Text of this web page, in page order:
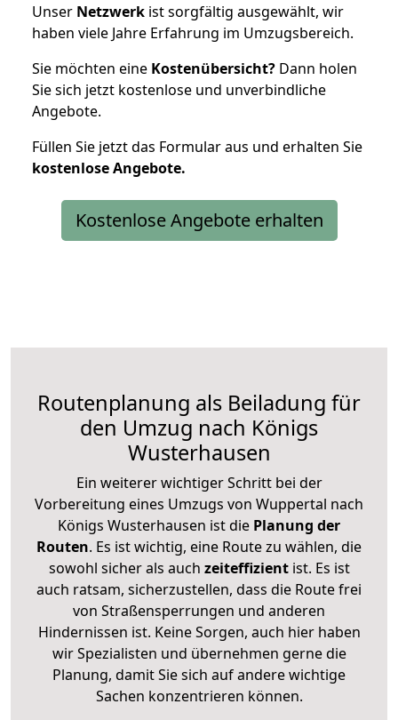
Unser Netzwerk ist sorgfältig ausgewählt, wir
haben viele Jahre Erfahrung im Umzugsbereich.
Sie möchten eine Kostenübersicht? Dann holen
Sie sich jetzt kostenlose und unverbindliche
Angebote.
Füllen Sie jetzt das Formular aus und erhalten Sie
kostenloseAngebote.
Kostenlose Angebote erhalten
Routenplanung als Beiladung für
den Umzug nach Königs
Wusterhausen
Ein weiterer wichtiger Schritt bei der
Vorbereitung eines Umzugs von Wuppertal nach
Königs Wusterhausen ist die Planung der
Routen. Es ist wichtig, eine Route zu wählen, die
sowohl sicher als auch zeiteffizientist. Es ist
auch ratsam, sicherzustellen, dass die Route frei
von Straßensperrungen und anderen
Hindernissen ist. Keine Sorgen, auch hier haben
wir Spezialisten und übernehmen gerne die
Planung, damit Sie sich auf andere wichtige
Sachen konzentrieren können.